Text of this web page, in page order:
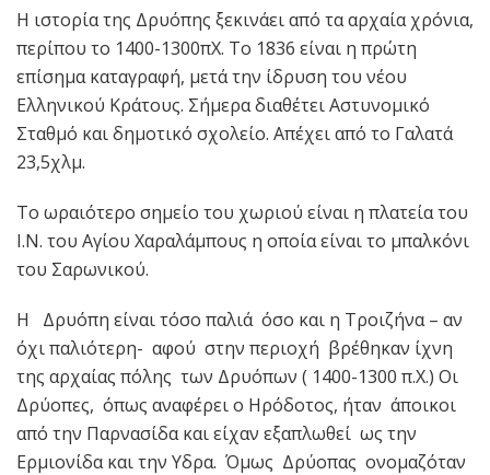
Η ιστορία της Δρυόπης ξεκινάει από τα αρχαία χρόνια,
περίπου το 1400-1300πΧ. Το 1836 είναι η πρώτη
επίσημα καταγραφή, μετά την ίδρυση του νέου
Ελληνικού Κράτους. Σήμερα διαθέτει Αστυνομικό
Σταθμό και δημοτικό σχολείο. Απέχει από το Γαλατά
23,5χλμ.
Το ωραιότερο σημείο του χωριού είναι η πλατεία του
Ι.Ν. του Αγίου Χαραλάμπους η οποία είναι το μπαλκόνι
του Σαρωνικού.
Η Δρυόπη είναι τόσο παλιά όσο και η Τροιζήνα – αν
όχι παλιότερη- αφού στην περιοχή βρέθηκαν ίχνη
της αρχαίας πόλης των Δρυόπων ( 1400-1300 π.Χ.) Οι
Δρύοπες, όπως αναφέρει ο Ηρόδοτος, ήταν άποικοι
από την Παρνασίδα και είχαν εξαπλωθεί ως την
Ερμιονίδα και την Υδρα. Όμως Δρύοπας ονομαζόταν